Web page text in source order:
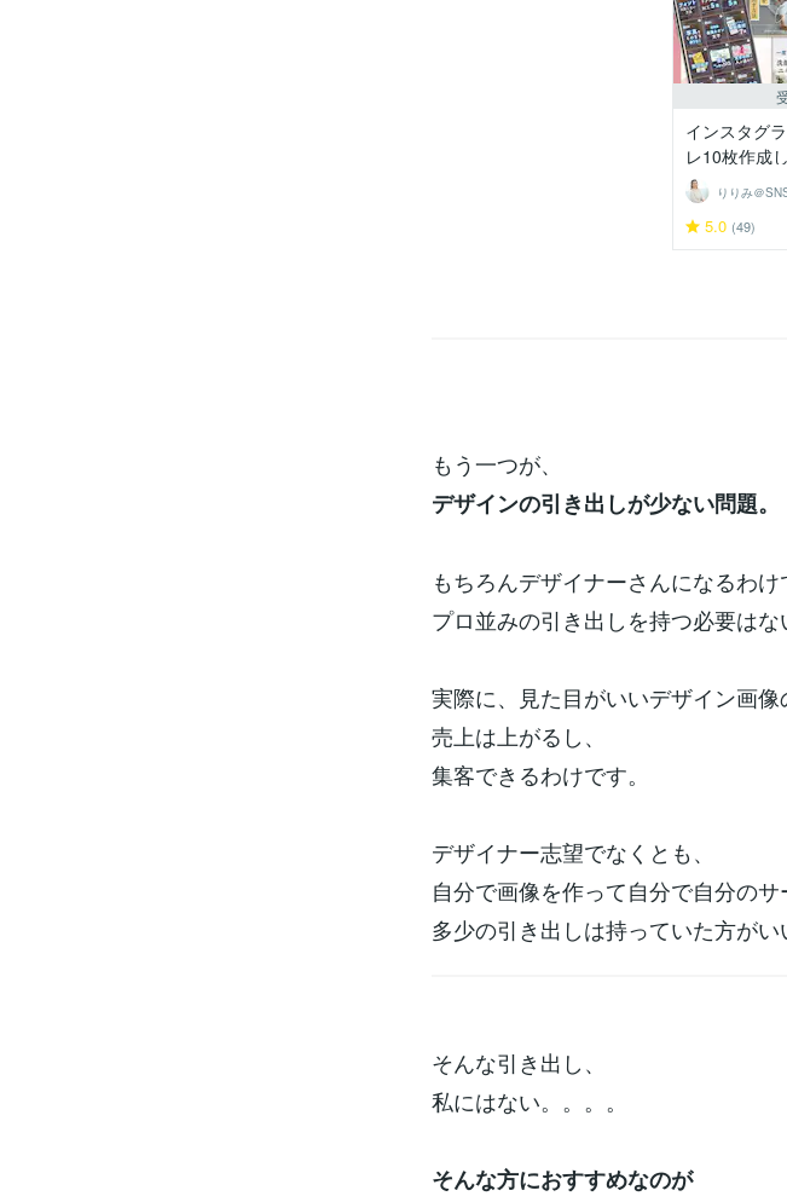
インスタグ
レ10枚作成
りりみ＠
5.0 (49)
もう一つが、
デザインの引き出しが少ない問題。
もちろんデザイナーさんになるわけ
プロ並みの引き出しを持つ必要はな
実際に、見た目がいいデザイン画像
売上は上がるし、
集客できるわけです。
デザイナー志望でなくとも、
自分で画像を作って自分で自分のサ
多少の引き出しは持っていた方がい
そんな引き出し、
私にはない。。。。
そんな方におすすめなのが